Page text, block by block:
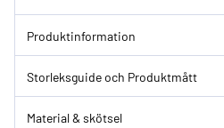
Produktinformation
Storleksguide och Produktmått
Material & skötsel